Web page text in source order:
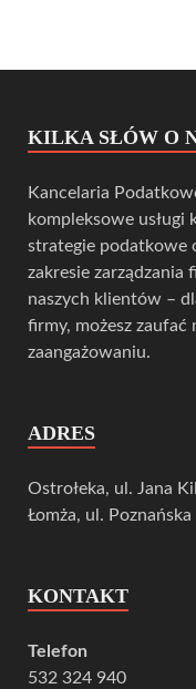
KILKA SŁÓW O
Kancelaria
kompleksowe usługi
strategie podatkowe
zakresie zarządzania
naszych klientów –
firmy, możesz zaufać
zaangażowaniu.
ADRES
Ostrołeka, ul. Jana
Łomża, ul. Poznańska
KONTAKT
Telefon
532 324 940